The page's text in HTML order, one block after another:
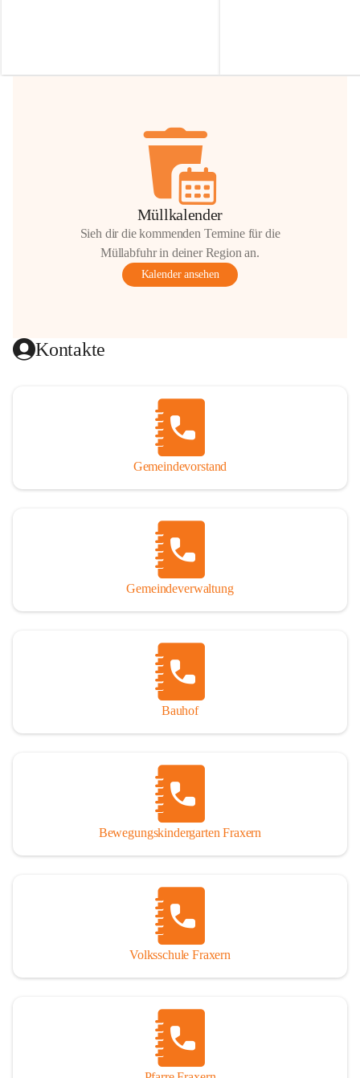
Hilfsbereitschaft!
Müllkalender
Sieh dir die kommenden Termine für die
Müllabfuhr in deiner Region an.
Kalender ansehen
Kontakte
Gemeindevorstand
Gemeindeverwaltung
Bauhof
Bewegungskindergarten Fraxern
Volksschule Fraxern